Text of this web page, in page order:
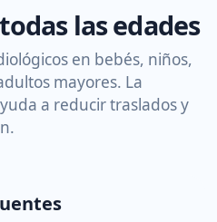
las edades
en bebés, niños,
mayores. La
a reducir traslados y